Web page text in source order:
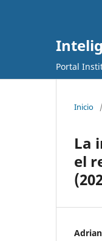
Portal
Inicio /
La
el